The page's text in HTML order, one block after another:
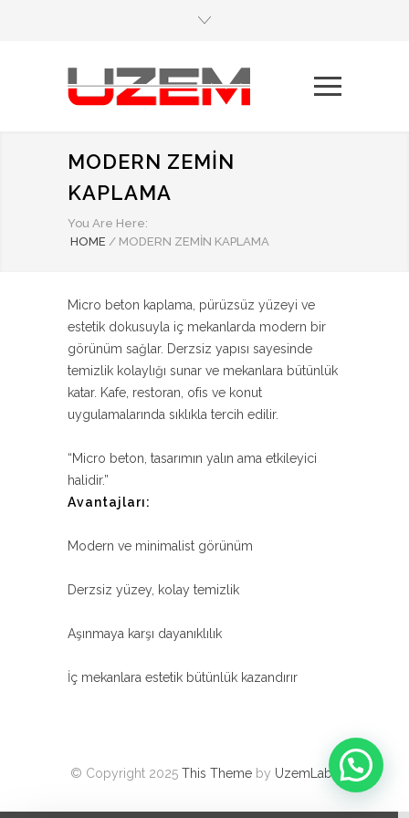
MODERN ZEMIN
KAPLAMA
You Are Here:
HOME / MODERN ZEMIN KAPLAMA
Micro beton kaplama, pürüzsüz yüzeyi ve
estetik dokusuyla iç mekanlarda modern bir
görünüm sağlar. Derzsiz yapısı sayesinde
temizlik kolaylığı sunar ve mekanlara bütünlük
katar. Kafe, restoran, ofis ve konut
uygulamalarında sıklıkla tercih edilir.
“Micro beton, tasarımın yalın ama etkileyici
halidir.”
Avantajları:
Modern ve minimalist görünüm
Derzsiz yüzey, kolay temizlik
Aşınmaya karşı dayanıklılık
İç mekanlara estetik bütünlük kazandırır
© Copyright 2025 This Theme by UzemLabs